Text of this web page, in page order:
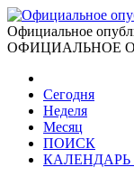
Официальное
ОФИЦИАЛЬНОЕ
Сегодня
Неделя
Месяц
ПОИСК